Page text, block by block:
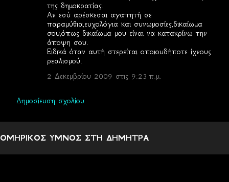
της δημοκρατίας.
Αν εσύ αρέσκεσαι αγαπητή σε
παραμύθια,ευχολόγια και συνωμοσίες,δικαίωμα
σου,όπως δικαίωμα μου είναι να κατακρίνω την
άποψη σου.
Ειδικά όταν αυτή στερείται οποιουδήποτε ίχνους
ρεαλισμού.
2 Δεκεμβρίου 2009 στις 9:23 π.μ.
Δημοσίευση σχολίου
ΟΜΗΡΙΚΟΣ ΥΜΝΟΣ ΣΤΗ ΔΗΜΗΤΡΑ